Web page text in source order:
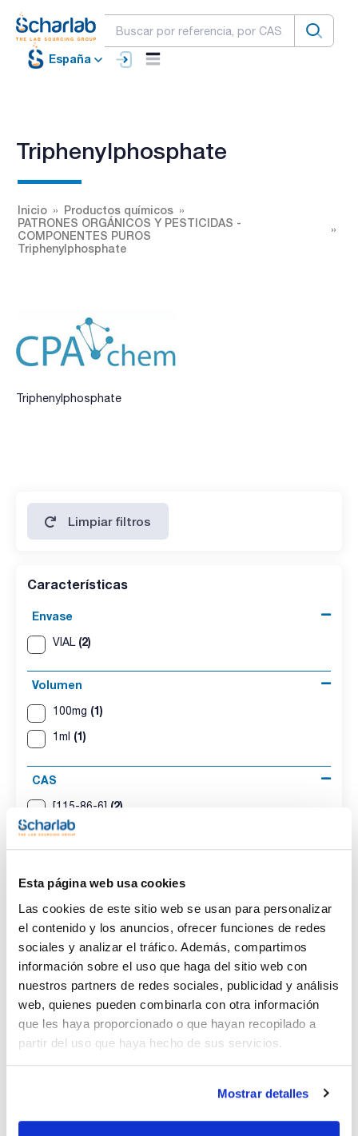
Esta página web usa cookies
Las cookies de este sitio web se usan para personalizar
el contenido y los anuncios, ofrecer funciones de redes
sociales y analizar el tráfico. Además, compartimos
información sobre el uso que haga del sitio web con
nuestros partners de redes sociales, publicidad y análisis
web, quienes pueden combinarla con otra información
que les haya proporcionado o que hayan recopilado a
partir del uso que haya hecho de sus servicios.
Mostrar detalles
España
Triphenylphosphate
Inicio
Productos químicos
PATRONES ORGÁNICOS Y PESTICIDAS -
COMPONENTES PUROS
Triphenylphosphate
Triphenylphosphate
Limpiar filtros
Características
Envase
VIAL (2)
Volumen
100mg (1)
1ml (1)
CAS
[115-86-6] (2)
Envase
VIAL
Volumen
100mg [115-86-6]
Referencia
SB7550100M
Envase
x100mg
Precio
Comprar
Disponibilidad
Ver stock
Envase Volumen CAS
Comprar
Disponibilidad